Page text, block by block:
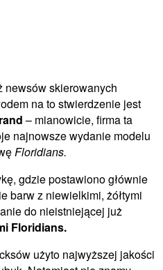
newsów skierowanych
na to stwierdzenie jest
– mianowicie, firma ta
najnowsze wydanie modelu
Floridians.
gdzie postawiono głównie
barw z niewielkimi, żółtymi
do nieistniejącej już
Floridians.
użyto najwyższej jakości